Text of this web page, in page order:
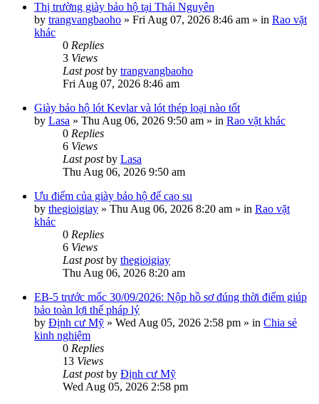
Thị trường giày bảo hộ tại Thái Nguyên
by trangvangbaoho » Fri Aug 07, 2026 8:46 am » in Rao vặt
khác
0 Replies
3 Views
Last postby trangvangbaoho
Fri Aug 07, 2026 8:46 am
Giày bảo hộ lót Kevlar và lót thép loại nào tốt
by Lasa » Thu Aug 06, 2026 9:50 am » in Rao vặt khác
0 Replies
6 Views
Last postby Lasa
Thu Aug 06, 2026 9:50 am
Ưu điểm của giày bảo hộ đế cao su
by thegioigiay » Thu Aug 06, 2026 8:20 am » in Rao vặt
khác
0 Replies
6 Views
Last postby thegioigiay
Thu Aug 06, 2026 8:20 am
EB-5 trước mốc 30/09/2026: Nộp hồ sơ đúng thời điểm giúp
bảo toàn lợi thế pháp lý
by Định cư Mỹ » Wed Aug 05, 2026 2:58 pm » in Chia sẻ
kinh nghiệm
0 Replies
13 Views
Last postby Định cư Mỹ
Wed Aug 05, 2026 2:58 pm